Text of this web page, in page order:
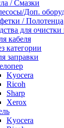
/ Смазки
Доп.
/ Полотенца
для
кабеля
категории
заправки
Kyocera
Ricoh
Sharp
Xerox
Kyocera